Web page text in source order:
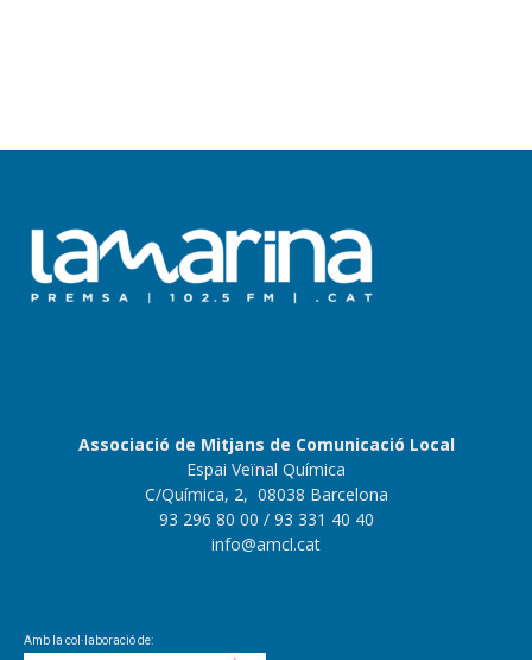
Associació de Mitjans de Comunicació Local
Espai Veïnal Química
C/Química, 2, 08038 Barcelona
93 296 80 00 / 93 331 40 40
info@amcl.cat
Amb la col·laboració de: